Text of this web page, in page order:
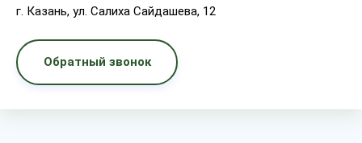
г. Казань, ул. Салиха Сайдашева, 12
Обратный звонок